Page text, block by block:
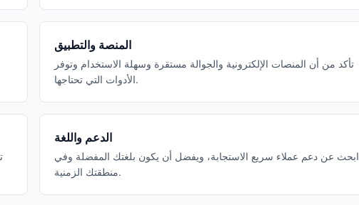
المنصة والتطبيق
تأكد من أن المنصات الإلكترونية والجوالة مستقرة وسهلة الاستخدام وتوفر
الأدوات التي تحتاجها.
الدعم واللغة
ابحث عن دعم عملاء سريع الاستجابة، ويفضل أن يكون بلغتك المفضلة وفي
منطقتك الزمنية.